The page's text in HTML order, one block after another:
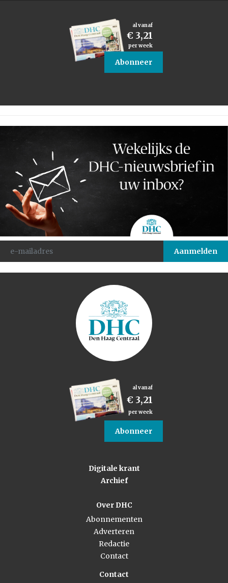
al vanaf
€ 3,21
per week
Abonneer
al vanaf
€ 3,21
per week
Abonneer
Digitale krant
Archief
Over DHC
Abonnementen
Adverteren
Redactie
Contact
Contact